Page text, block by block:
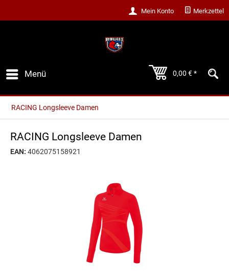
Merkzettel
Mein Konto
Menü 0,00 € *
RACING Longsleeve Damen
RACING Longsleeve Damen
EAN: 4062075158921